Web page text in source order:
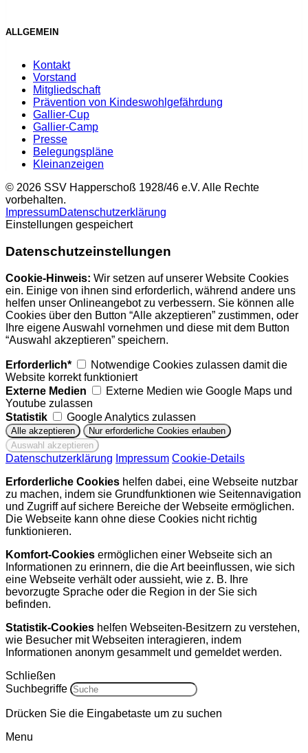
ALLGEMEIN
Kontakt
Vorstand
Mitgliedschaft
Prävention von Kindeswohlgefährdung
Gallier-Cup
Gallier-Camp
Presse
Belegungspläne
Kleinanzeigen
© 2026 SSV Happerschoß 1928/46 e.V. Alle Rechte
vorbehalten.
ImpressumDatenschutzerklärung
Einstellungen gespeichert
Datenschutzeinstellungen
Cookie-Hinweis: Wir setzen auf unserer Website Cookies
ein. Einige von ihnen sind erforderlich, während andere uns
helfen unser Onlineangebot zu verbessern. Sie können alle
Cookies über den Button “Alle akzeptieren” zustimmen, oder
Ihre eigene Auswahl vornehmen und diese mit dem Button
“Auswahl akzeptieren” speichern.
Erforderlich*
Notwendige Cookies zulassen damit die
Website korrekt funktioniert
Externe Medien
Externe Medien wie Google Maps und
Youtube zulassen
Statistik
Google Analytics zulassen
Datenschutzerklärung Impressum Cookie-Details
Erforderliche Cookies helfen dabei, eine Webseite nutzbar
zu machen, indem sie Grundfunktionen wie Seitennavigation
und Zugriff auf sichere Bereiche der Webseite ermöglichen.
Die Webseite kann ohne diese Cookies nicht richtig
funktionieren.
Komfort-Cookies ermöglichen einer Webseite sich an
Informationen zu erinnern, die die Art beeinflussen, wie sich
eine Webseite verhält oder aussieht, wie z. B. Ihre
bevorzugte Sprache oder die Region in der Sie sich
befinden.
Statistik-Cookies helfen Webseiten-Besitzern zu verstehen,
wie Besucher mit Webseiten interagieren, indem
Informationen anonym gesammelt und gemeldet werden.
Schließen
Suchbegriffe
Drücken Sie die Eingabetaste um zu suchen
Menu